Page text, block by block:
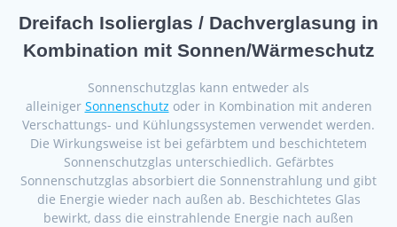
Dreifach Isolierglas / Dachverglasung in
Kombination mit Sonnen/Wärmeschutz
Sonnenschutzglas kann entweder als
alleiniger Sonnenschutz oder in Kombination mit anderen
Verschattungs- und Kühlungssystemen verwendet werden.
Die Wirkungsweise ist bei gefärbtem und beschichtetem
Sonnenschutzglas unterschiedlich. Gefärbtes
Sonnenschutzglas absorbiert die Sonnenstrahlung und gibt
die Energie wieder nach außen ab. Beschichtetes Glas
bewirkt, dass die einstrahlende Energie nach außen